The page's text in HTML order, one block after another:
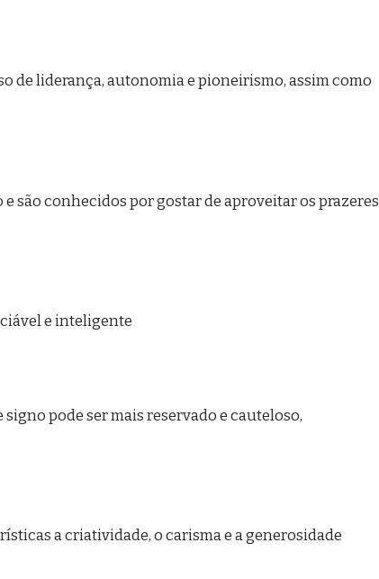
de liderança, autonomia e pioneirismo, assim como
são conhecidos por gostar de aproveitar os prazeres
e inteligente
pode ser mais reservado e cauteloso,
a criatividade, o carisma e a generosidade